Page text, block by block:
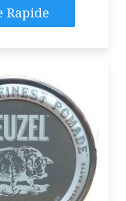
Rapide